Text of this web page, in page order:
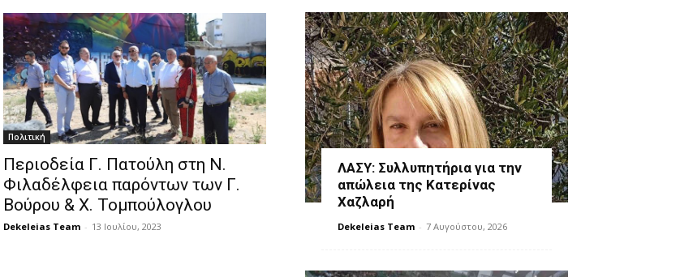
Πολιτική
Περιοδεία Γ. Πατούλη στη Ν.
Φιλαδέλφεια παρόντων των Γ.
Βούρου & Χ. Τομπούλογλου
Dekeleias Team - 13 Ιουλίου, 2023
ΛΑΣΥ: Συλλυπητήρια για την
απώλεια της Κατερίνας
Χαζλαρή
Dekeleias Team - 7 Αυγούστου, 2026